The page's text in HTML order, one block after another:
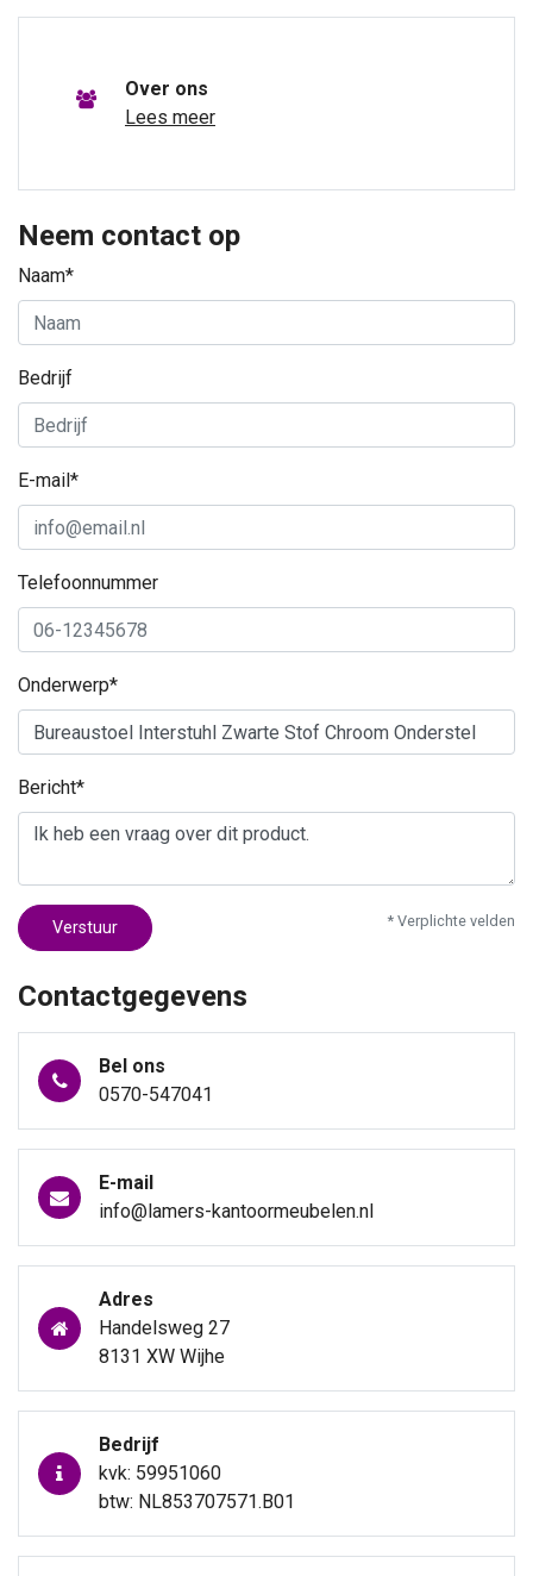
Over ons
Lees meer
Neem contact op
Naam*
Bedrijf
E-mail*
Telefoonnummer
Onderwerp*
Bericht*
Verstuur * Verplichte velden
Contactgegevens
Bel ons
0570-547041
E-mail
info@lamers-kantoormeubelen.nl
Adres
Handelsweg 27
8131 XW Wijhe
Bedrijf
kvk: 59951060
btw: NL853707571.B01